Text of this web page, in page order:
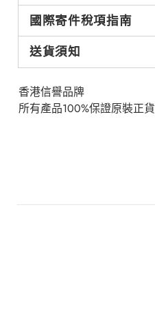
國際寄件稅項指南
送貨須知
香港信譽品牌
所有產品100%保證原裝正貨